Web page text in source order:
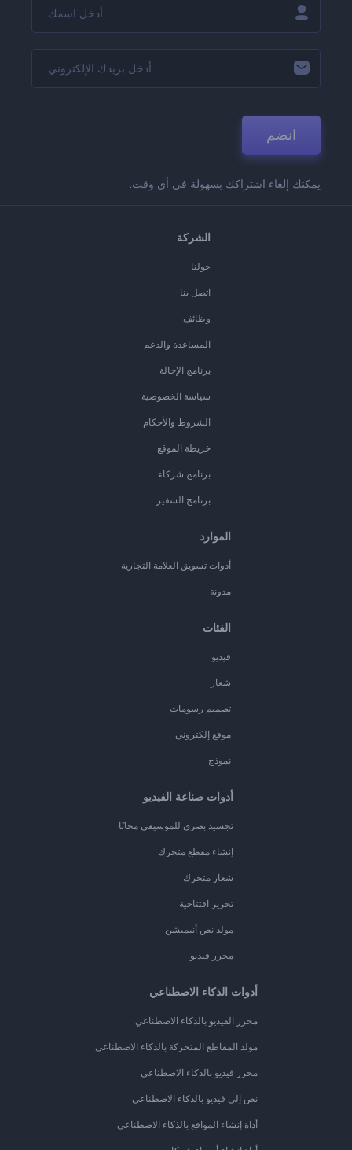
انضم
يمكنك إلغاء اشتراكك بسهولة في أي وقت.
الشركة
حولنا
اتصل بنا
وظائف
المساعدة والدعم
برنامج الإحالة
سياسة الخصوصية
الشروط والأحكام
خريطة الموقع
برنامج شركاء
برنامج السفير
الموارد
أدوات تسويق العلامة التجارية
مدونة
الفئات
فيديو
شعار
تصميم رسومات
موقع إلكتروني
نموذج
أدوات صناعة الفيديو
تجسيد بصري للموسيقى مجانًا
إنشاء مقطع متحرك
شعار متحرك
تحرير افتتاحية
مولد نص أنيميشن
محرر فيديو
أدوات الذكاء الاصطناعي
محرر الفيديو بالذكاء الاصطناعي
مولد المقاطع المتحركة بالذكاء الاصطناعي
محرر فيديو بالذكاء الاصطناعي
نص إلى فيديو بالذكاء الاصطناعي
أداة إنشاء المواقع بالذكاء الاصطناعي